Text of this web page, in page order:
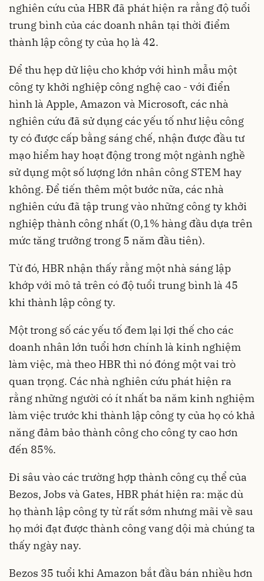
nghiên cứu của HBR đã phát hiện ra rằng độ tuổi
trung bình của các doanh nhân tại thời điểm
thành lập công ty của họ là 42.
Để thu hẹp dữ liệu cho khớp với hình mẫu một
công ty khởi nghiệp công nghệ cao - với điển
hình là Apple, Amazon và Microsoft, các nhà
nghiên cứu đã sử dụng các yếu tố như liệu công
ty có được cấp bằng sáng chế, nhận được đầu tư
mạo hiểm hay hoạt động trong một ngành nghề
sử dụng một số lượng lớn nhân công STEM hay
không. Để tiến thêm một bước nữa, các nhà
nghiên cứu đã tập trung vào những công ty khởi
nghiệp thành công nhất (0,1% hàng đầu dựa trên
mức tăng trưởng trong 5 năm đầu tiên).
Từ đó, HBR nhận thấy rằng một nhà sáng lập
khớp với mô tả trên có độ tuổi trung bình là 45
khi thành lập công ty.
Một trong số các yếu tố đem lại lợi thế cho các
doanh nhân lớn tuổi hơn chính là kinh nghiệm
làm việc, mà theo HBR thì nó đóng một vai trò
quan trọng. Các nhà nghiên cứu phát hiện ra
rằng những người có ít nhất ba năm kinh nghiệm
làm việc trước khi thành lập công ty của họ có khả
năng đảm bảo thành công cho công ty cao hơn
đến 85%.
Đi sâu vào các trường hợp thành công cụ thể của
Bezos, Jobs và Gates, HBR phát hiện ra: mặc dù
họ thành lập công ty từ rất sớm nhưng mãi về sau
họ mới đạt được thành công vang dội mà chúng ta
thấy ngày nay.
Bezos 35 tuổi khi Amazon bắt đầu bán nhiều hơn